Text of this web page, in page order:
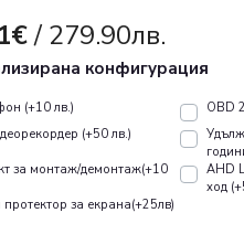
/ 279.90лв.
конфигурация
(+10 лв.)
OBD
(+50 лв.)
за монтаж/демонтаж(+10
AHD
ход
за екрана(+25лв)